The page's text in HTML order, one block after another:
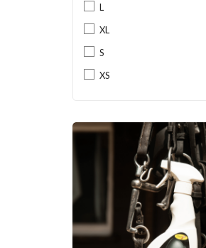
L
XL
S
XS